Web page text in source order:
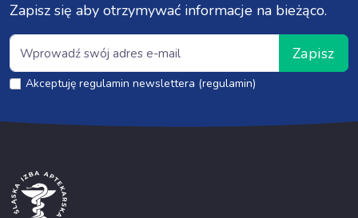
Zapisz się aby otrzymywać informacje na bieżąco.
Zapisz
Akceptuję regulamin newslettera (regulamin)